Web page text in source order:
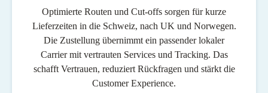
Optimierte Routen und Cut-offs sorgen für kurze
Lieferzeiten in die Schweiz, nach UK und Norwegen.
Die Zustellung übernimmt ein passender lokaler
Carrier mit vertrauten Services und Tracking. Das
schafft Vertrauen, reduziert Rückfragen und stärkt die
Customer Experience.
Clear